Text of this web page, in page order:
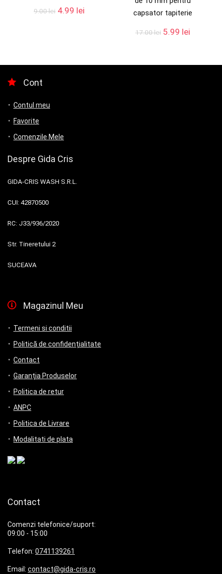
9.00lei 4.99 lei
capsator tapiterie
17.00lei 5.99 lei
Cont
Contul meu
Favorite
Comenzile Mele
Despre Gida Cris
GIDA-CRIS WASH S.R.L.
CUI: 42870500
RC: J33/936/2020
Str. Tineretului 2
SUCEAVA
Magazinul Meu
Termeni si conditii
Politică de confidențialitate
Contact
Garanția Produselor
Politica de retur
ANPC
Politica de Livrare
Modalitati de plata
Contact
Comenzi telefonice/suport:
09:00 - 15:00
Telefon: 0741139261
Email: contact@gida-cris.ro